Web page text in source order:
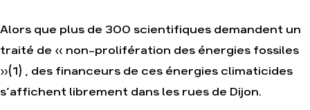
Agir
Faire un don
S'engager sur le
terrain
Agir au quotidien
Nos thématiques
Climat – Énergie
Surproduction
Agriculture
Alors que plus de 300 scientifiques demandent un
traité de « non-prolifération des énergies fossiles
»(1) , des financeurs de ces énergies climaticides
s’affichent librement dans les rues de Dijon.